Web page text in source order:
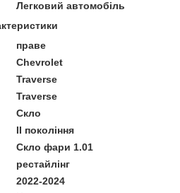
Легковий автомобіль
праве
Chevrolet
Traverse
Traverse
Скло
II покоління
Скло фари 1.01
рестайлінг
2022-2024